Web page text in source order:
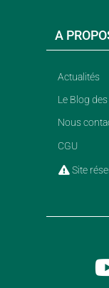
A
Actualités
Le Blog
Nous
CGU
Site